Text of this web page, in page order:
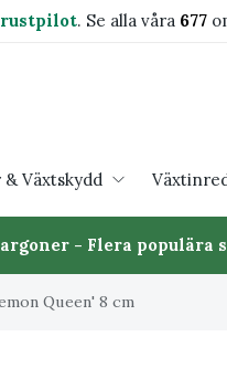
. Se alla våra 677
Växtskydd
- Flera populära
Queen' 8 cm